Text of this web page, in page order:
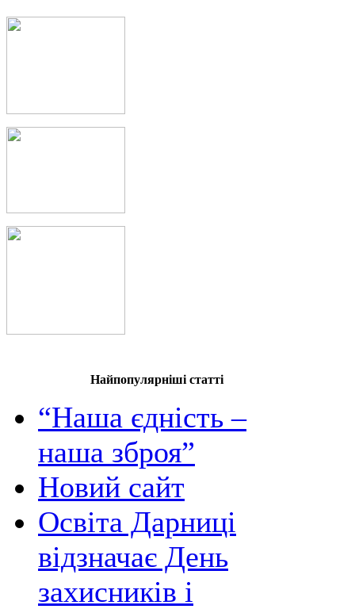
Найпопулярніші статті
“Наша єдність –
наша зброя”
Новий сайт
Освіта Дарниці
відзначає День
захисників і